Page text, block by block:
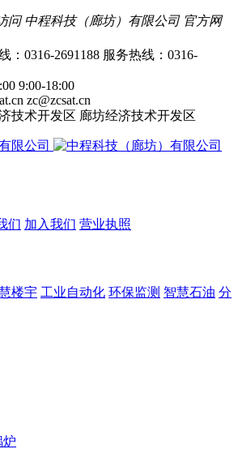
问 中程科技（廊坊）有限公司 官方网
服务热线：0316-
9:00-18:00
zc@zcsat.cn
廊坊经济技术开发区
们 加入我们 营业执照
楼宇 工业自动化 环保监测 智慧石油 分
炉